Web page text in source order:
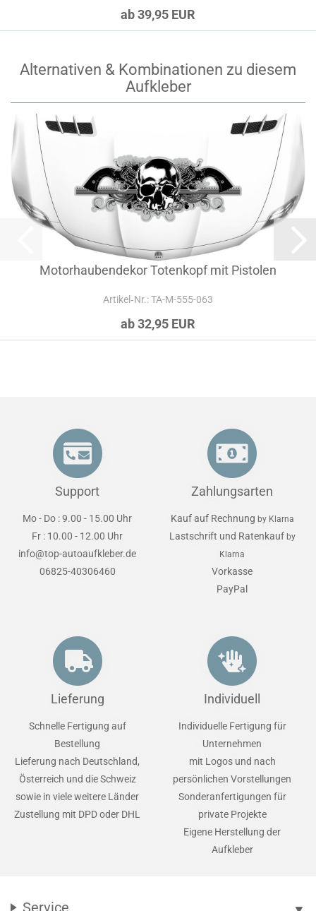
ab 39,95 EUR
Alternativen & Kombinationen zu diesem
Aufkleber
Motorhaubendekor Totenkopf mit Pistolen
Artikel‑Nr.: TA-M-555-063
ab 32,95 EUR
Support
Mo - Do : 9.00 - 15.00 Uhr
Fr : 10.00 - 12.00 Uhr
info@top-autoaufkleber.de
06825-40306460
Zahlungsarten
Kauf auf Rechnung by Klarna
Lastschrift und Ratenkauf by
Klarna
Vorkasse
PayPal
Lieferung
Schnelle Fertigung auf
Bestellung
Lieferung nach Deutschland,
Österreich und die Schweiz
sowie in viele weitere Länder
Zustellung mit DPD oder DHL
Individuell
Individuelle Fertigung für
Unternehmen
mit Logos und nach
persönlichen Vorstellungen
Sonderanfertigungen für
private Projekte
Eigene Herstellung der
Aufkleber
Service